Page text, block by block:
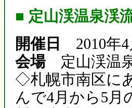
■ 定山渓温泉渓
開催日
2010年4
会場定山渓温
◇札幌市南区に
んで4月から5月